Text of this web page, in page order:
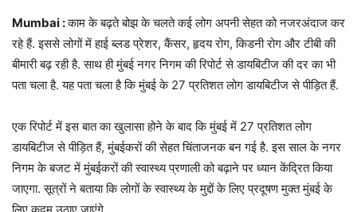
Mumbai :काम के बढ़ते बोझ के चलते कई लोग अपनी सेहत को नजरअंदाज कर
रहे हैं. इससे लोगों में हाई ब्लड प्रेशर, कैंसर, हृदय रोग, किडनी रोग और टीबी की
बीमारी बढ़ रही है. साथ ही मुंबई नगर निगम की रिपोर्ट से डायबिटीज की दर का भी
पता चला है. यह पता चला है कि मुंबई के 27 प्रतिशत लोग डायबिटीज से पीड़ित हैं.
एक रिपोर्ट में इस बात का खुलासा होने के बाद कि मुंबई में 27 प्रतिशत लोग
डायबिटीज से पीड़ित हैं, मुंबईकरों की सेहत चिंताजनक बन गई है. इस साल के नगर
निगम के बजट में मुंबईकरों की स्वास्थ्य प्रणाली को बढ़ाने पर ध्यान केंद्रित किया
जाएगा. सूत्रों ने बताया कि लोगों के स्वास्थ्य के मुद्दों के लिए प्रदूषण मुक्त मुंबई के